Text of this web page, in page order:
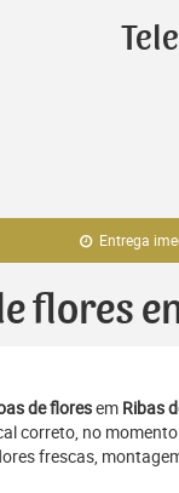
Entrega
flores
de floresem Ribas
correto, no
frescas,